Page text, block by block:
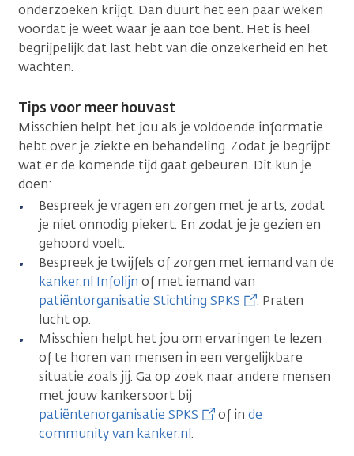
onderzoeken krijgt. Dan duurt het een paar weken
voordat je weet waar je aan toe bent. Het is heel
begrijpelijk dat last hebt van die onzekerheid en het
wachten.
Tips voor meer houvast
Misschien helpt het jou als je voldoende informatie
hebt over je ziekte en behandeling. Zodat je begrijpt
wat er de komende tijd gaat gebeuren. Dit kun je
doen:
Bespreek je vragen en zorgen met je arts, zodat
je niet onnodig piekert. En zodat je je gezien en
gehoord voelt.
Bespreek je twijfels of zorgen met iemand van de
kanker.nl Infolijn of met iemand van
patiëntorganisatie Stichting SPKS
. Praten
lucht op.
Misschien helpt het jou om ervaringen te lezen
of te horen van mensen in een vergelijkbare
situatie zoals jij. Ga op zoek naar andere mensen
met jouw kankersoort bij
patiëntenorganisatie SPKS
of inde
community van kanker.nl.